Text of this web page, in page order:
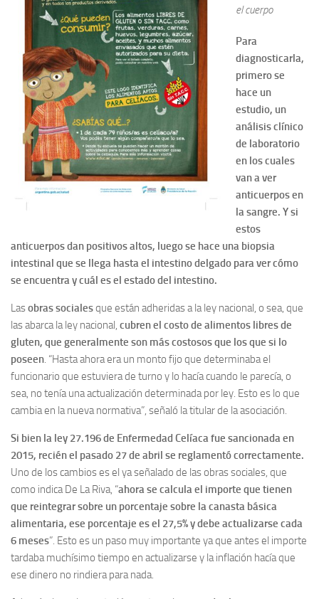
el cuerpo
Para
diagnosticarla,
primero se
hace un
estudio, un
análisis clínico
de laboratorio
en los cuales
van a ver
anticuerpos en
la sangre. Y si
estos
anticuerpos dan positivos altos, luego se hace una biopsia
intestinal que se llega hasta el intestino delgado para ver cómo
se encuentra y cuál es el estado del intestino.
Lasobras socialesque están adheridas a la ley nacional, o sea, que
las abarca la ley nacional, cubren el costo de alimentos libres de
gluten, que generalmente son más costosos que los que si lo
poseen. “Hasta ahora era un monto fijo que determinaba el
funcionario que estuviera de turno y lo hacía cuando le parecía, o
sea, no tenía una actualización determinada por ley. Esto es lo que
cambia en la nueva normativa”, señaló la titular de la asociación.
Si bien la ley 27.196 de Enfermedad Celíaca fue sancionada en
2015, recién el pasado 27 de abril se reglamentó correctamente.
Uno de los cambios es el ya señalado de las obras sociales, que
como indica De La Riva, “ahora se calcula el importe que tienen
que reintegrar sobre un porcentaje sobre la canasta básica
alimentaria, ese porcentaje es el 27,5% y debe actualizarse cada
6 meses”. Esto es un paso muy importante ya que antes el importe
tardaba muchísimo tiempo en actualizarse y la inflación hacía que
ese dinero no rindiera para nada.